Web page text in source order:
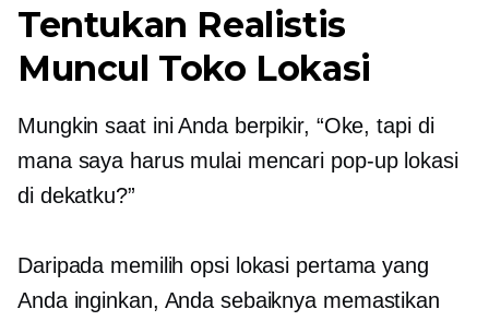
Tentukan Realistis
Muncul Toko Lokasi
Mungkin saat ini Anda berpikir, “Oke, tapi di
mana saya harus mulai mencari pop-uplokasi
di dekatku?”
Daripada memilih opsi lokasi pertama yang
Anda inginkan, Anda sebaiknya memastikan